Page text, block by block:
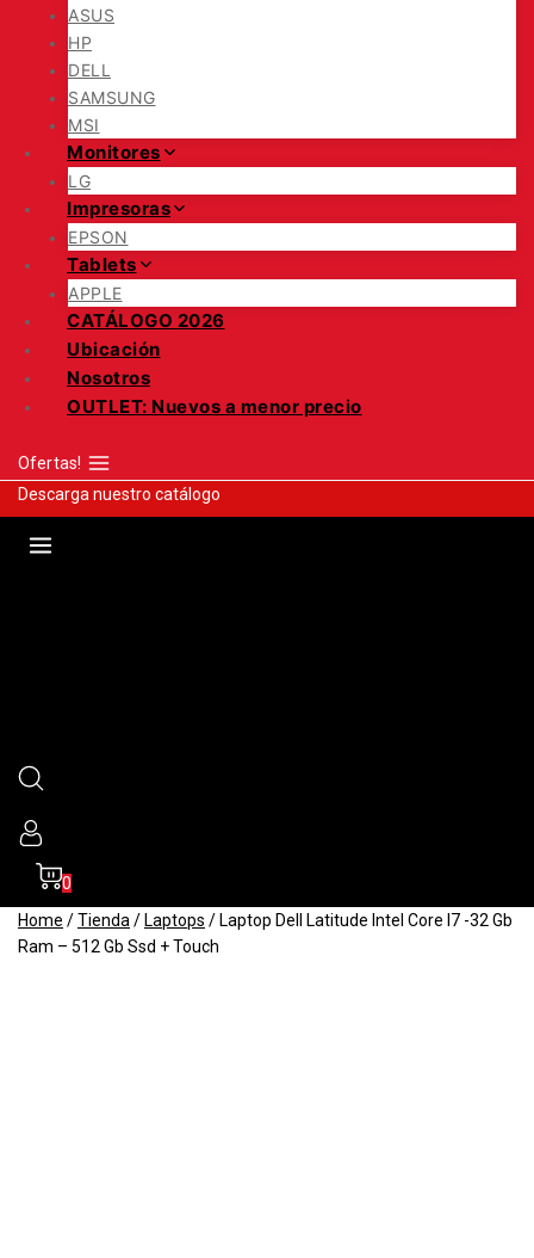
ASUS
HP
DELL
SAMSUNG
MSI
Monitores
LG
Impresoras
EPSON
Tablets
APPLE
CATÁLOGO 2026
Ubicación
Nosotros
OUTLET: Nuevos a menor precio
Ofertas!
Descarga nuestro catálogo
0
Home /Tienda / Laptops / Laptop Dell Latitude Intel Core I7 -32 Gb
Ram – 512 Gb Ssd + Touch